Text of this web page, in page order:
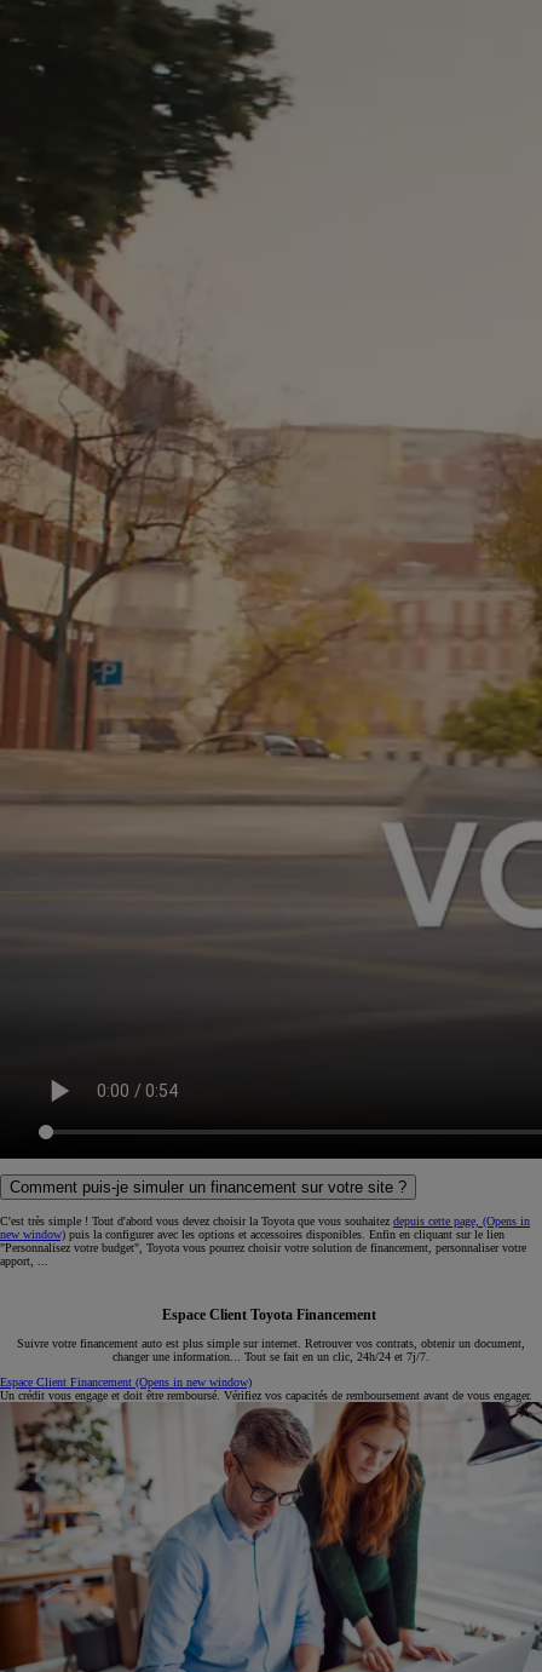
Comment puis-je simuler un financement sur votre site ?
C'est très simple ! Tout d'abord vous devez choisir la Toyota que vous souhaitez depuis cette page, (Opens in
new window) puis la configurer avec les options et accessoires disponibles. Enfin en cliquant sur le lien
"Personnalisez votre budget", Toyota vous pourrez choisir votre solution de financement, personnaliser votre
apport, ...
Espace Client Toyota Financement
Suivre votre financement auto est plus simple sur internet. Retrouver vos contrats, obtenir un document,
changer une information... Tout se fait en un clic, 24h/24 et 7j/7.
Espace Client Financement (Opens in new window)
Un crédit vous engage et doit être remboursé. Vérifiez vos capacités de remboursement avant de vous engager.